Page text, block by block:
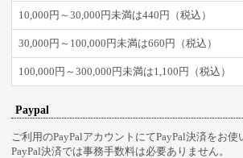
10,000円～30,000円未満は440円（税込）
30,000円～100,000円未満は660円（税込）
100,000円～300,000円未満は1,100円（税込）
Paypal
ご利用のPayPalアカウントにてPayPal決済をお使
PayPal決済では事務手数料は必要ありません。